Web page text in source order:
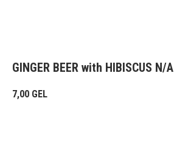
GINGER BEER with HIBISCUS N/A
7,00 GEL